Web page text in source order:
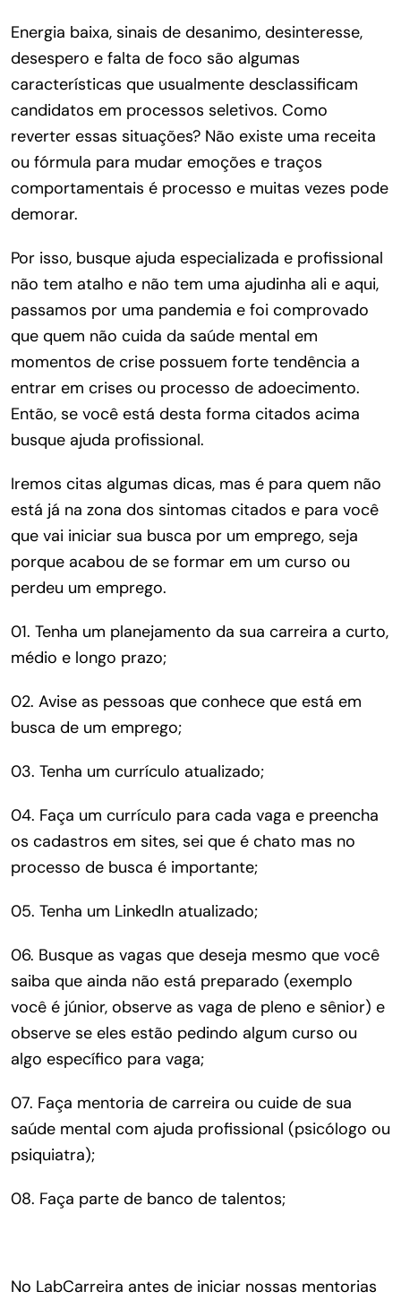
Energia baixa, sinais de desanimo, desinteresse,
desespero e falta de foco são algumas
características que usualmente desclassificam
candidatos em processos seletivos. Como
reverter essas situações? Não existe uma receita
ou fórmula para mudar emoções e traços
comportamentais é processo e muitas vezes pode
demorar.
Por isso, busque ajuda especializada e profissional
não tem atalho e não tem uma ajudinha ali e aqui,
passamos por uma pandemia e foi comprovado
que quem não cuida da saúde mental em
momentos de crise possuem forte tendência a
entrar em crises ou processo de adoecimento.
Então, se você está desta forma citados acima
busque ajuda profissional.
Iremos citas algumas dicas, mas é para quem não
está já na zona dos sintomas citados e para você
que vai iniciar sua busca por um emprego, seja
porque acabou de se formar em um curso ou
perdeu um emprego.
01. Tenha um planejamento da sua carreira a curto,
médio e longo prazo;
02. Avise as pessoas que conhece que está em
busca de um emprego;
03. Tenha um currículo atualizado;
04. Faça um currículo para cada vaga e preencha
os cadastros em sites, sei que é chato mas no
processo de busca é importante;
05. Tenha um LinkedIn atualizado;
06. Busque as vagas que deseja mesmo que você
saiba que ainda não está preparado (exemplo
você é júnior, observe as vaga de pleno e sênior) e
observe se eles estão pedindo algum curso ou
algo específico para vaga;
07. Faça mentoria de carreira ou cuide de sua
saúde mental com ajuda profissional (psicólogo ou
psiquiatra);
08. Faça parte de banco de talentos;
No LabCarreira antes de iniciar nossas mentorias